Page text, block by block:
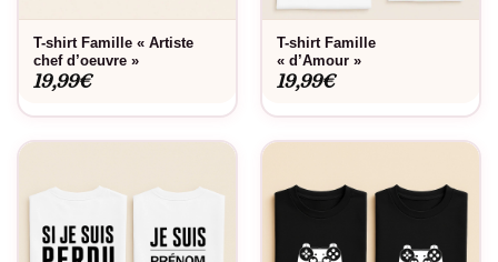
T-shirt Famille « Artiste
chef d’oeuvre »
19,99€
T-shirt Famille
« d’Amour »
19,99€